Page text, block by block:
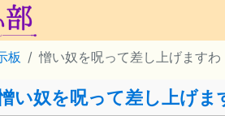
板 憎い奴を呪って差し上げますわ
い奴を呪って差し上げま